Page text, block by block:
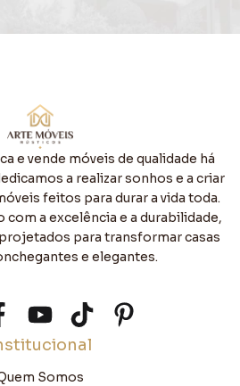
e vende móveis de qualidade há
a realizar sonhos e a criar
feitos para durar a vida toda.
a excelência e a durabilidade,
para transformar casas
e elegantes.
Somos